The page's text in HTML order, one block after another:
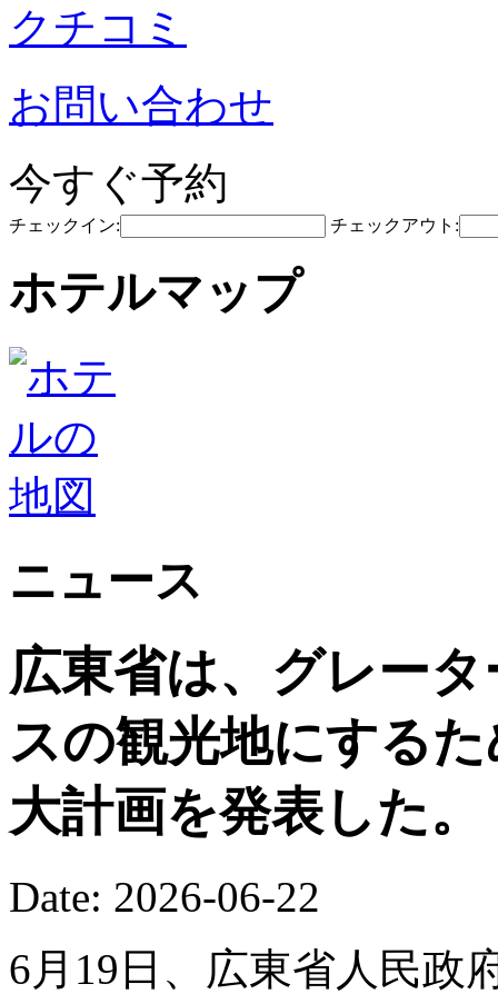
クチコミ
お問い合わせ
今すぐ予約
チェックイン: チェックアウト:
ホテルマップ
ニュース
広東省は、グレー
スの観光地にする
大計画を発表した。
Date: 2026-06-22
6月19日、広東省人民政